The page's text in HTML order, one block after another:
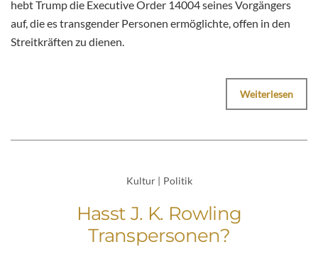
hebt Trump die Executive Order 14004 seines Vorgängers
auf, die es transgender Personen ermöglichte, offen in den
Streitkräften zu dienen.
Weiterlesen
Kultur | Politik
Hasst J. K. Rowling
Transpersonen?